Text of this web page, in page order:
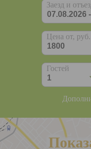
Заезд и
Цена от, руб.
Гостей